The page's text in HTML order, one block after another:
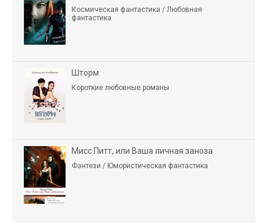
Космическая фантастика / Любовная
фантастика
Шторм
Короткие любовные романы
Мисс Питт, или Ваша личная заноза
Фэнтези / Юмористическая фантастика